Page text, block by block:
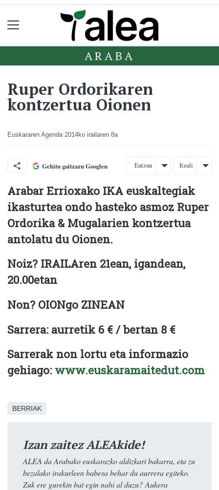
ARABA
Ruper Ordorikaren
kontzertua Oionen
Euskararen Agenda 2014ko irailaren 8a
Gehitu gaitzazu Googlen Entzun Itzuli
Arabar Errioxako IKA euskaltegiak
ikasturtea ondo hasteko asmoz Ruper
Ordorika & Mugalarien kontzertua
antolatu du Oionen.
Noiz? IRAILAren 21ean, igandean,
20.00etan
Non? OIONgo ZINEAN
Sarrera: aurretik 6 € / bertan 8 €
Sarrerak non lortu eta informazio
gehiago: www.euskaramaitedut.com
BERRIAK
Izan zaitez ALEAkide!
ALEA da Arabako euskarazko aldizkari bakarra, eta zu
bezalako irakurleen babesa behar du aurrera egiteko.
Zuk ere gurekin bat egin nahi al duzu? Aukera